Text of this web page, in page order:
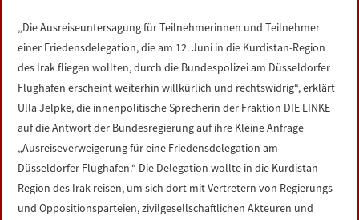
IMPRESSUM
„Die Ausreiseuntersagung für Teilnehmerinnen und Teilnehmer
einer Friedensdelegation, die am 12. Juni in die Kurdistan-Region
des Irak fliegen wollten, durch die Bundespolizei am Düsseldorfer
Flughafen erscheint weiterhin willkürlich und rechtswidrig“, erklärt
Ulla Jelpke, die innenpolitische Sprecherin der Fraktion DIE LINKE
auf die Antwort der Bundesregierung auf ihre Kleine Anfrage
„Ausreiseverweigerung für eine Friedensdelegation am
Düsseldorfer Flughafen.“ Die Delegation wollte in die Kurdistan-
Region des Irak reisen, um sich dort mit Vertretern von Regierungs-
und Oppositionsparteien, zivilgesellschaftlichen Akteuren und